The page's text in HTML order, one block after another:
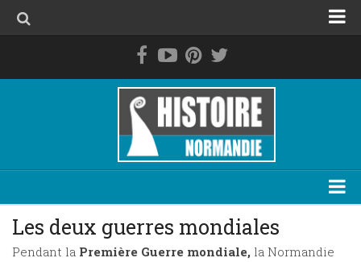
La Normandie avant les Normands
Le duché de Normandie
La Normandie de 1469 à 1789
La Normandie contemporaine
Personnage
Evénement
Les deux guerres mondiales
Pendant la Première Guerre mondiale, la Normandie